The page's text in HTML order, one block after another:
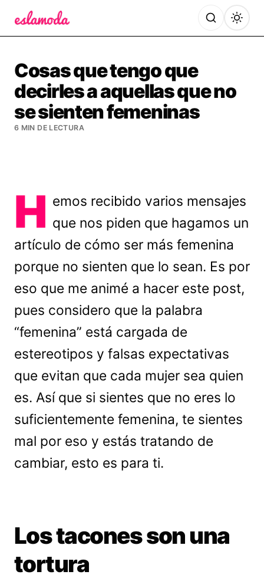
Cosas que tengo que
decirles a aquellas que no
se sienten femeninas
6 MIN DE LECTURA
H emos recibido varios mensajes
que nos piden que hagamos un
artículo de cómo ser más femenina
porque no sienten que lo sean. Es por
eso que me animé a hacer este post,
pues considero que la palabra
“femenina” está cargada de
estereotipos y falsas expectativas
que evitan que cada mujer sea quien
es. Así que si sientes que no eres lo
suficientemente femenina, te sientes
mal por eso y estás tratando de
cambiar, esto es para ti.
Los tacones son una
tortura